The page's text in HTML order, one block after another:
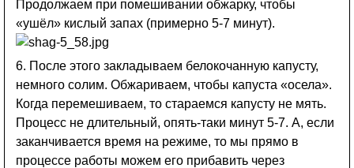
Продолжаем при помешивании обжарку, чтобы
«ушёл» кислый запах (примерно 5-7 минут).
6. После этого закладываем белокочанную капусту,
немного солим. Обжариваем, чтобы капуста «осела».
Когда перемешиваем, то стараемся капусту не мять.
Процесс не длительный, опять-таки минут 5-7. А, если
заканчивается время на режиме, то мы прямо в
процессе работы можем его прибавить через